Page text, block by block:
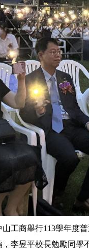
山工商舉行113學年
李昱平校長勉勵同學